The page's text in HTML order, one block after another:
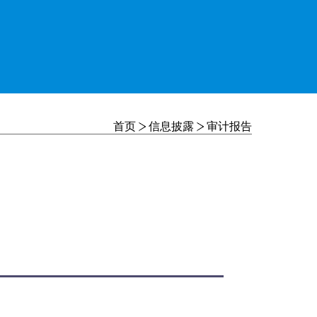
首页 信息披露 审计报告